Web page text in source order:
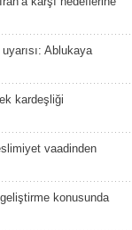
Ablukaya
kardeşliği
vaadinden
konusunda